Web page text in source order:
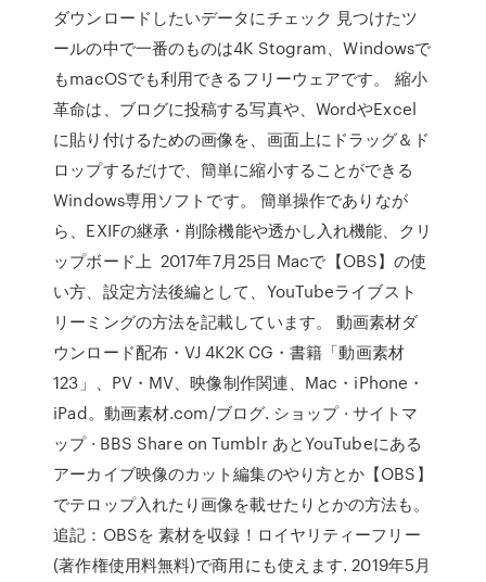
ダウンロードしたいデータにチェック 見つけたツ
ールの中で一番のものは4K Stogram、Windowsで
もmacOSでも利用できるフリーウェアです。 縮小
革命は、ブログに投稿する写真や、WordやExcel
に貼り付けるための画像を、画面上にドラッグ＆ド
ロップするだけで、簡単に縮小することができる
Windows専用ソフトです。 簡単操作でありなが
ら、EXIFの継承・削除機能や透かし入れ機能、クリ
ップボード上 2017年7月25日 Macで【OBS】の使
い方、設定方法後編として、YouTubeライブスト
リーミングの方法を記載しています。 動画素材ダ
ウンロード配布・VJ 4K2K CG・書籍「動画素材
123」、PV・MV、映像制作関連、Mac・iPhone・
iPad。動画素材.com/ブログ. ショップ · サイトマ
ップ · BBS Share on Tumblr あとYouTubeにある
アーカイブ映像のカット編集のやり方とか【OBS】
でテロップ入れたり画像を載せたりとかの方法も。
追記：OBSを 素材を収録！ロイヤリティーフリー
(著作権使用料無料)で商用にも使えます. 2019年5月